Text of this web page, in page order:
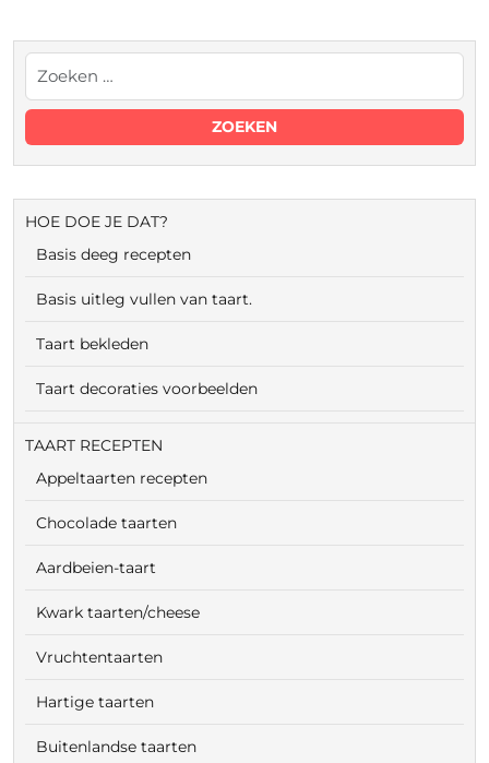
HOE DOE JE DAT?
Basis deeg recepten
Basis uitleg vullen van taart.
Taart bekleden
Taart decoraties voorbeelden
TAART RECEPTEN
Appeltaarten recepten
Chocolade taarten
Aardbeien-taart
Kwark taarten/cheese
Vruchtentaarten
Hartige taarten
Buitenlandse taarten